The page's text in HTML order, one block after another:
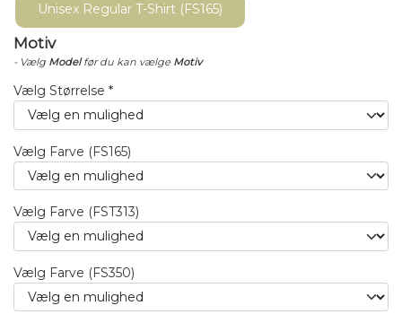
Unisex Regular T-Shirt (FS165)
Motiv
- Vælg Modelfør du kan vælge Motiv
Vælg Størrelse *
Vælg Farve (FS165)
Vælg Farve (FST313)
Vælg Farve (FS350)